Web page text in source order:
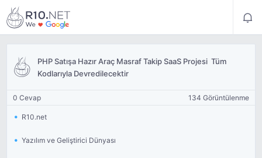
PHP Satışa Hazır Araç Masraf Takip SaaS Projesi  Tüm
Kodlarıyla Devredilecektir
0 Cevap 134 Görüntülenme
R10.net
Yazılım ve Geliştirici Dünyası